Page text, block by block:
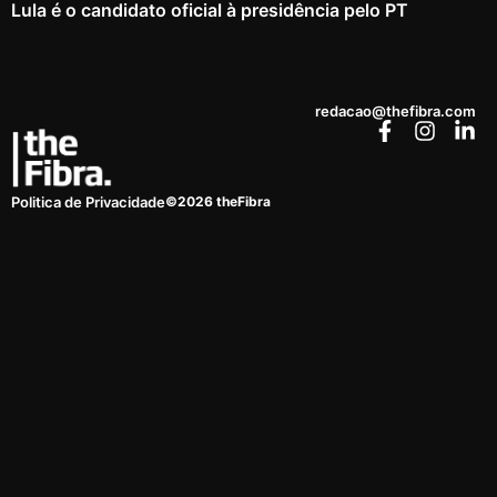
Lula é o candidato oficial à presidência pelo PT
redacao@thefibra.com
Politica de Privacidade©2026 theFibra